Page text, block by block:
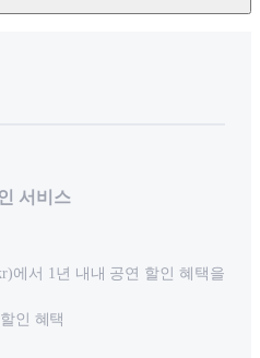
서비스
에서 1년 내내 공연 할인 혜택을
인 혜택